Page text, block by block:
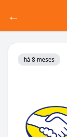
←
há 8 meses